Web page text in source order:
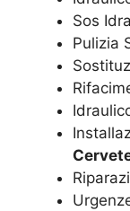
Sos
Pulizia